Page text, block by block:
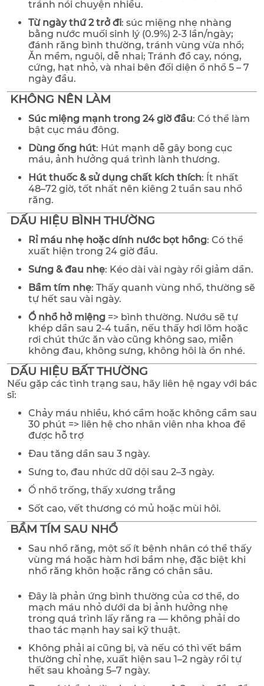
tránh nói chuyện nhiều.
Từ ngày thứ 2 trở đi: súc miệng nhẹ nhàng
bằng nước muối sinh lý (0.9%) 2-3 lần/ngày;
đánh răng bình thường, tránh vùng vừa nhổ;
Ăn mềm, nguội, dễ nhai; Tránh đồ cay, nóng,
cứng, hạt nhỏ, và nhai bên đối diện ổ nhổ 5 – 7
ngày đầu.
KHÔNG NÊN LÀM
Súc miệng mạnh trong 24 giờ đầu: Có thể làm
bật cục máu đông.
Dùng ống hút: Hút mạnh dễ gây bong cục
máu, ảnh hưởng quá trình lành thương.
Hút thuốc & sử dụng chất kích thích: Ít nhất
48–72 giờ, tốt nhất nên kiêng 2 tuần sau nhổ
răng.
DẤU HIỆU BÌNH THƯỜNG
Rỉ máu nhẹ hoặc dính nước bọt hồng: Có thể
xuất hiện trong 24 giờ đầu.
Sưng & đau nhẹ: Kéo dài vài ngày rồi giảm dần.
Bầm tím nhẹ: Thấy quanh vùng nhổ, thường sẽ
tự hết sau vài ngày.
Ổ nhổ hở miệng => bình thường. Nướu sẽ tự
khép dần sau 2-4 tuần, nếu thấy hơi lõm hoặc
rơi chút thức ăn vào cũng không sao, miễn
không đau, không sưng, không hôi là ổn nhé.
DẤU HIỆU BẤT THƯỜNG
Nếu gặp các tình trạng sau, hãy liên hệ ngay với bác
sĩ:
Chảy máu nhiều, khó cầm hoặc không cầm sau
30 phút => liên hệ cho nhân viên nha khoa để
được hỗ trợ
Đau tăng dần sau 3 ngày.
Sưng to, đau nhức dữ dội sau 2–3 ngày.
Ổ nhổ trống, thấy xương trắng
Sốt cao, vết thương có mủ hoặc mùi hôi.
BẦM TÍM SAU NHỔ
Sau nhổ răng, một số ít bệnh nhân có thể thấy
vùng má hoặc hàm hơi bầm nhẹ, đặc biệt khi
nhổ răng khôn hoặc răng có chân sâu.
Đây là phản ứng bình thường của cơ thể, do
mạch máu nhỏ dưới da bị ảnh hưởng nhẹ
trong quá trình lấy răng ra — không phải do
thao tác mạnh hay sai kỹ thuật.
Không phải ai cũng bị, và nếu có thì vết bầm
thường chỉ nhẹ, xuất hiện sau 1–2 ngày rồi tự
hết sau khoảng 5–7 ngày.